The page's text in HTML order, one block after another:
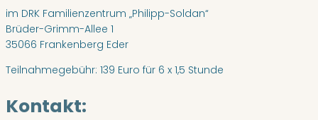
im DRK Familienzentrum „Philipp-Soldan“
Brüder-Grimm-Allee 1
35066 Frankenberg Eder
Teilnahmegebühr: 139 Euro für 6 x 1,5 Stunde
Kontakt: